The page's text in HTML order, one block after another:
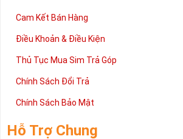
Cam Kết Bán Hàng
Điều Khoản & Điều Kiện
Thủ Tục Mua Sim Trả Góp
Chính Sách Đổi Trả
Chính Sách Bảo Mật
Hỗ Trợ Chung